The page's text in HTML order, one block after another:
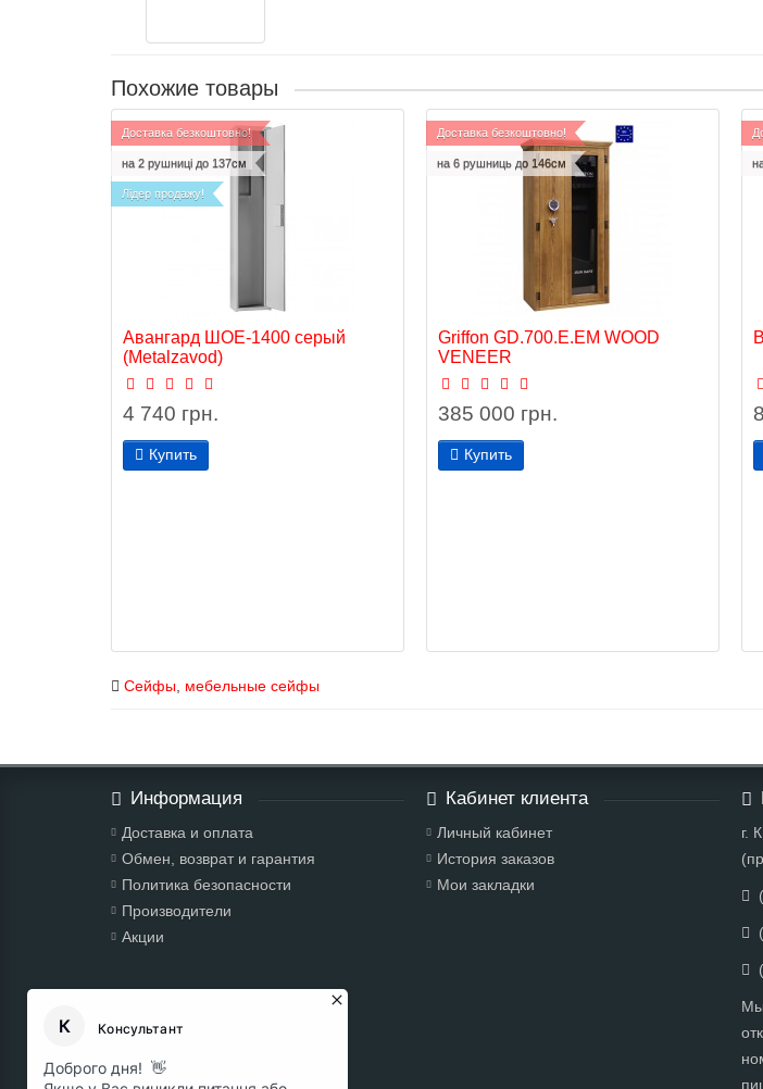
Похожие товары
Доставка безкоштовно!
на 2 рушниці до 137см
Лідер продажу!
Авангард ШОЕ-1400 серый
(Metalzavod)
4 740 грн.
Купить
Доставка безкоштовно!
на 6 рушниць до 146см
Griffon GD.700.E.EM WOOD
VENEER
385 000 грн.
Купить
Сейфы мебельные сейфы
Информация
Доставка и оплата
Обмен, возврат и гарантия
Политика безопасности
Производители
Акции
Кабинет клиента
Личный кабинет
История заказов
Мои закладки
г.
Мы